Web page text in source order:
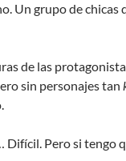
Un grupo de chicas
de las
sin personajes tan
Difícil. Pero si tengo